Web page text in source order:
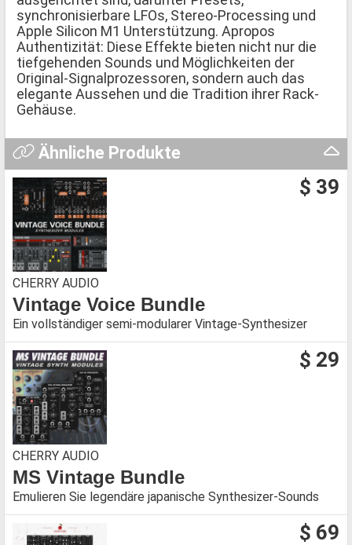
synchronisierbare LFOs, Stereo-Processing und
Apple Silicon M1 Unterstützung. Apropos
Authentizität: Diese Effekte bieten nicht nur die
tiefgehenden Sounds und Möglichkeiten der
Original-Signalprozessoren, sondern auch das
elegante Aussehen und die Tradition ihrer Rack-
Gehäuse.
Ähnliche Produkte
$ 39
CHERRY AUDIO
Vintage Voice Bundle
Ein vollständiger semi-modularer Vintage-Synthesizer
$ 29
CHERRY AUDIO
MS Vintage Bundle
Emulieren Sie legendäre japanische Synthesizer-Sounds
$ 69